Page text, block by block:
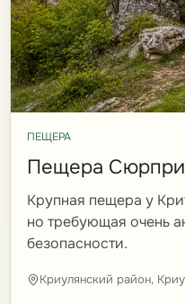
ПЕЩЕРА
Пещера
Крупная пещера у
но требующая очень
безопасности.
Криулянский район,